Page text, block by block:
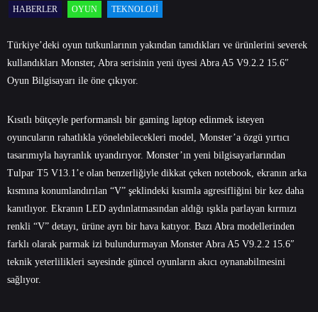
HABERLER OYUN TEKNOLOJI
Türkiye’deki oyun tutkunlarının yakından tanıdıkları ve ürünlerini severek
kullandıkları Monster, Abra serisinin yeni üyesi Abra A5 V9.2.2 15.6″
Oyun Bilgisayarı ile öne çıkıyor.
Kısıtlı bütçeyle performanslı bir gaming laptop edinmek isteyen
oyuncuların rahatlıkla yönelebilecekleri model, Monster’a özgü yırtıcı
tasarımıyla hayranlık uyandırıyor. Monster’ın yeni bilgisayarlarından
Tulpar T5 V13.1’e olan benzerliğiyle dikkat çeken notebook, ekranın arka
kısmına konumlandırılan “V” şeklindeki kısımla agresifliğini bir kez daha
kanıtlıyor. Ekranın LED aydınlatmasından aldığı ışıkla parlayan kırmızı
renkli “V” detayı, ürüne ayrı bir hava katıyor. Bazı Abra modellerinden
farklı olarak parmak izi bulundurmayan Monster Abra A5 V9.2.2 15.6″
teknik yeterlilikleri sayesinde güncel oyunların akıcı oynanabilmesini
sağlıyor.